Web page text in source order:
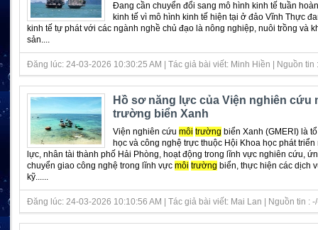
Đang cần chuyển đổi sang mô hình kinh tế tuần
kinh tế vì mô hình kinh tế hiện tại ở đảo Vĩnh Thực
kinh tế tự phát với các ngành nghề chủ đạo là nông nghiệp, nuôi trồng và
sản....
Đăng lúc: 24-03-2026 10:30:25 AM | Tác giả bài viết: Minh Hiền | Nguồn tin
Hồ sơ năng lực của Viện nghiên cứu
trường biển Xanh
Viện nghiên cứu môi trường biển Xanh (GMERI) là
học và công nghệ trực thuộc Hội Khoa học phát triển
lực, nhân tài thành phố Hải Phòng, hoạt động trong lĩnh vực nghiên cứu,
chuyển giao công nghệ trong lĩnh vực môi trường biển, thực hiện các dịch
kỹ......
Đăng lúc: 24-03-2026 10:10:56 AM | Tác giả bài viết: Mai Lan | Nguồn tin :